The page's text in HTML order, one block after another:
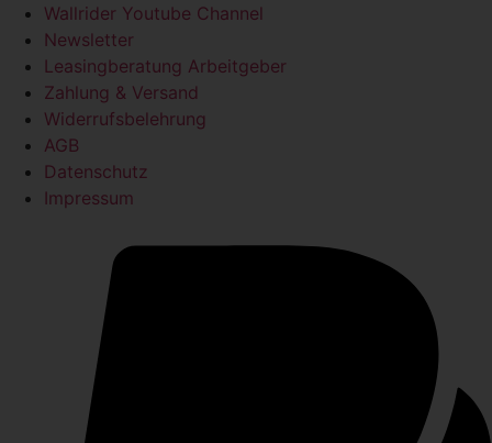
Wallrider Youtube Channel
Newsletter
Leasingberatung Arbeitgeber
Zahlung & Versand
Widerrufsbelehrung
AGB
Datenschutz
Impressum